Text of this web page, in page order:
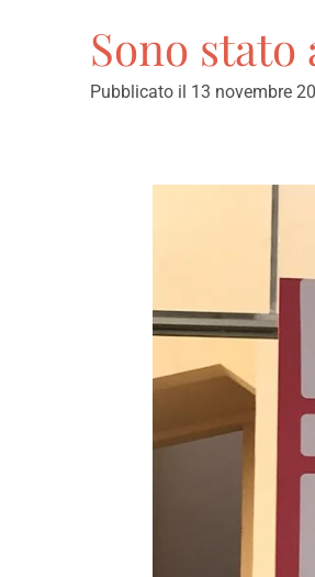
Sono
Pubblicato il 13 novembre